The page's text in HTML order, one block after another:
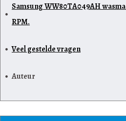
Samsung WW80TA049AH
RPM.
Veel gestelde vragen
Auteur